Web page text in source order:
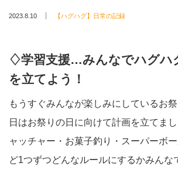
2023.8.10 【ハグハグ】日常の記録
♢学習支援…みんなでハグハ
を立てよう！
もうすぐみんなが楽しみにしているお
日はお祭りの日に向けて計画を立てま
ャッチャー・お菓子釣り・スーパーボ
ど1つずつどんなルールにするかみんな